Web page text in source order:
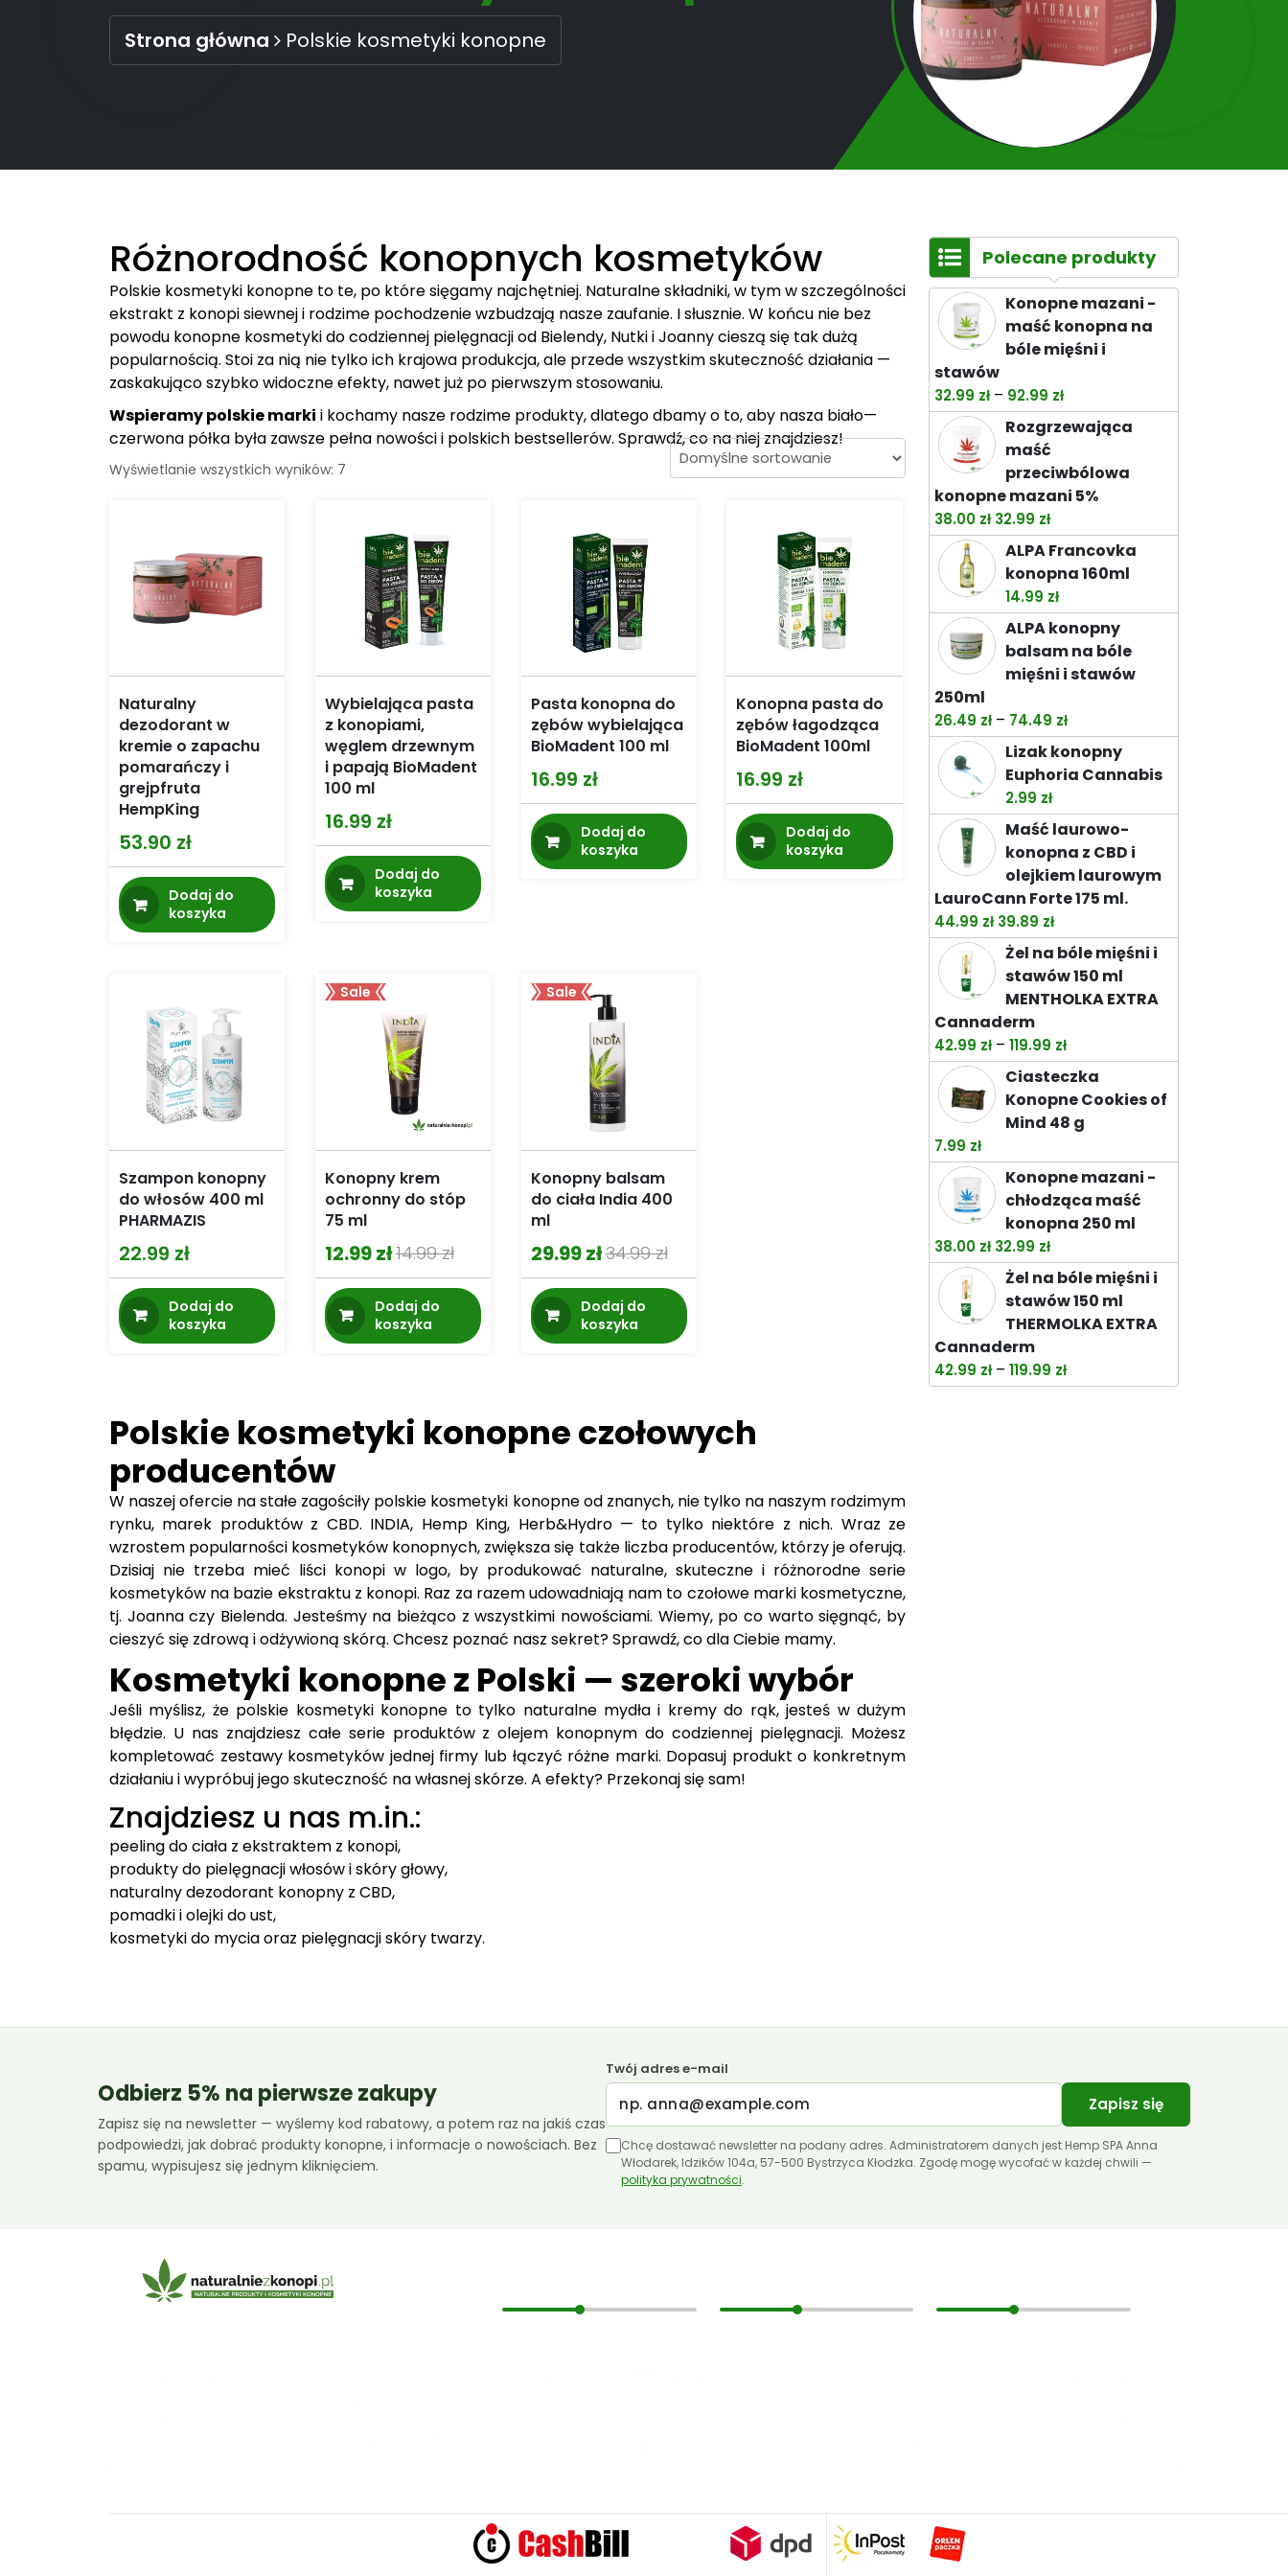
Strona główna Polskie kosmetyki konopne
Różnorodność konopnych kosmetyków
Polskie kosmetyki konopne to te, po które sięgamy najchętniej. Naturalne składniki, w tym w szczególności
ekstrakt z konopi siewnej i rodzime pochodzenie wzbudzają nasze zaufanie. I słusznie. W końcu nie bez
powodu konopne kosmetyki do codziennej pielęgnacji od Bielendy, Nutki i Joanny cieszą się tak dużą
popularnością. Stoi za nią nie tylko ich krajowa produkcja, ale przede wszystkim skuteczność działania —
zaskakująco szybko widoczne efekty, nawet już po pierwszym stosowaniu.
Wspieramy polskie marki i kochamy nasze rodzime produkty, dlatego dbamy o to, aby nasza biało—
czerwona półka była zawsze pełna nowości i polskich bestsellerów. Sprawdź, co na niej znajdziesz!
Wyświetlanie wszystkich wyników: 7
Naturalny
dezodorant w
kremie o zapachu
pomarańczy i
grejpfruta
HempKing
53.90 zł
Dodaj do
koszyka
Wybielająca pasta
z konopiami,
węglem drzewnym
i papają BioMadent
100 ml
16.99 zł
Dodaj do
koszyka
Pasta konopna do
zębów wybielająca
BioMadent 100 ml
16.99 zł
Dodaj do
koszyka
Konopna pasta do
zębów łagodząca
BioMadent 100ml
16.99 zł
Dodaj do
koszyka
Szampon konopny
do włosów 400 ml
PHARMAZIS
22.99 zł
Dodaj do
koszyka
Sale
Konopny krem
ochronny do stóp
75 ml
14.99zł
Pierwotna
cena
wynosiła:
14.99 zł.
12.99zł
Aktualna
cena
wynosi:
12.99 zł.
Dodaj do
koszyka
Sale
Konopny balsam
do ciała India 400
ml
34.99zł
Pierwotna
cena
wynosiła:
34.99 zł.
29.99zł
Aktualna
cena
wynosi:
29.99 zł.
Dodaj do
koszyka
Polskie kosmetyki konopne czołowych
producentów
W naszej ofercie na stałe zagościły polskie kosmetyki konopne od znanych, nie tylko na naszym rodzimym
rynku, marek produktów z CBD. INDIA, Hemp King, Herb&Hydro — to tylko niektóre z nich. Wraz ze
wzrostem popularności kosmetyków konopnych, zwiększa się także liczba producentów, którzy je oferują.
Dzisiaj nie trzeba mieć liści konopi w logo, by produkować naturalne, skuteczne i różnorodne serie
kosmetyków na bazie ekstraktu z konopi. Raz za razem udowadniają nam to czołowe marki kosmetyczne,
tj. Joanna czy Bielenda. Jesteśmy na bieżąco z wszystkimi nowościami. Wiemy, po co warto sięgnąć, by
cieszyć się zdrową i odżywioną skórą. Chcesz poznać nasz sekret? Sprawdź, co dla Ciebie mamy.
Kosmetyki konopne z Polski — szeroki wybór
Jeśli myślisz, że polskie kosmetyki konopne to tylko naturalne mydła i kremy do rąk, jesteś w dużym
błędzie. U nas znajdziesz całe serie produktów z olejem konopnym do codziennej pielęgnacji. Możesz
kompletować zestawy kosmetyków jednej firmy lub łączyć różne marki. Dopasuj produkt o konkretnym
działaniu i wypróbuj jego skuteczność na własnej skórze. A efekty? Przekonaj się sam!
Znajdziesz u nas m.in.:
peeling do ciała z ekstraktem z konopi,
produkty do pielęgnacji włosów i skóry głowy,
naturalny dezodorant konopny z CBD,
pomadki i olejki do ust,
kosmetyki do mycia oraz pielęgnacji skóry twarzy.
Polecane produkty
Konopne mazani -
maść konopna na
bóle mięśni i
stawów
32.99 zł – 92.99 złZakres
cen:
32.99 zł
do
Rozgrzewająca
maść
przeciwbólowa
konopne mazani 5%
38.00 zł Pierwotna
cena
wynosiła:
38.00 zł.
32.99 złAktualna
cena
wynosi:
32.99 zł.
ALPA Francovka
konopna 160ml
14.99 zł
ALPA konopny
balsam na bóle
mięśni i stawów
250ml
26.49 zł – 74.49 złZakres
cen:
od
do
74.49 zł
Lizak konopny
Euphoria Cannabis
2.99 zł
Maść laurowo-
konopna z CBD i
olejkiem laurowym
LauroCann Forte 175 ml.
44.99 zł Pierwotna
cena
wynosiła:
44.99 zł.
39.89 złAktualna
cena
wynosi:
39.89 zł.
Żel na bóle mięśni i
stawów 150 ml
MENTHOLKA EXTRA
Cannaderm
42.99 zł – 119.99 złZakres
cen:
od
42.99 zł
do
119.99 zł
Ciasteczka
Konopne Cookies of
Mind 48 g
7.99 zł
Konopne mazani -
chłodząca maść
konopna 250 ml
38.00 zł Pierwotna
cena
wynosiła:
38.00 zł.
32.99 złAktualna
cena
wynosi:
32.99 zł.
Żel na bóle mięśni i
stawów 150 ml
THERMOLKA EXTRA
Cannaderm
42.99 zł – 119.99 złZakres
cen:
Odbierz 5% na pierwsze zakupy
Zapisz się na newsletter — wyślemy kod rabatowy, a potem raz na jakiś czas
podpowiedzi, jak dobrać produkty konopne, i informacje o nowościach. Bez
spamu, wypisujesz się jednym kliknięciem.
Twój adres e-mail
Zapisz się
Chcę dostawać newsletter na podany adres. Administratorem danych jest Hemp SPA Anna
Włodarek, Idzików 104a, 57-500 Bystrzyca Kłodzka. Zgodę mogę wycofać w każdej chwili —
polityka prywatności.